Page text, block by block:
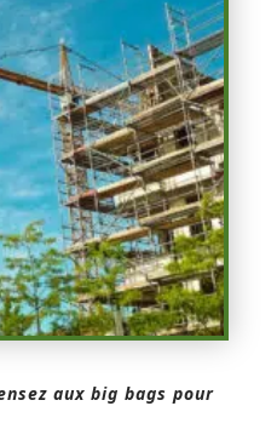
aux big bags pour